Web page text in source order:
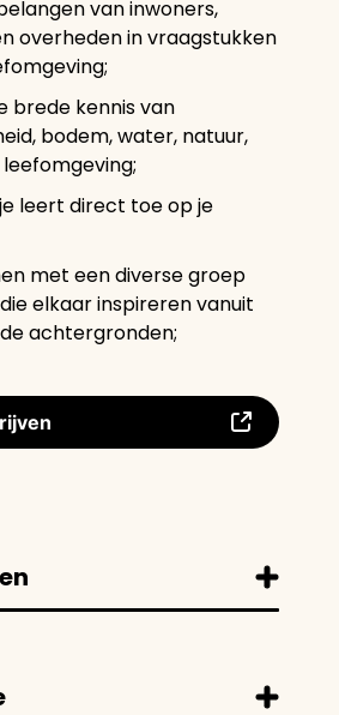
van inwoners,
overheden in vraagstukken
brede kennis van
bodem, water, natuur,
leert direct toe op je
met een diverse groep
elkaar inspireren vanuit
achtergronden;